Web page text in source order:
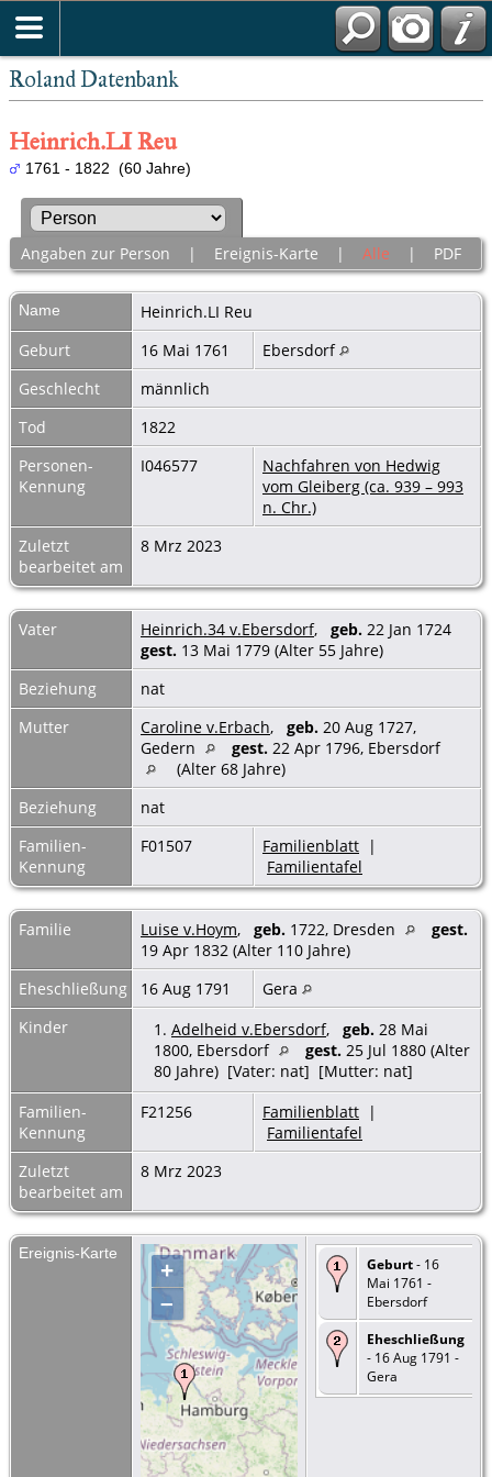
Roland Datenbank
Heinrich.LI Reu
1761 - 1822 (60 Jahre)
Angaben zur Person | Ereignis-Karte | Alle | PDF
Name Heinrich.LI Reu
Geburt
16 Mai 1761
Ebersdorf
Geschlecht
männlich
Tod
1822
Personen-
Kennung
I046577
Nachfahren von Hedwig
vom Gleiberg (ca. 939 – 993
n. Chr.)
Zuletzt
bearbeitet am
8 Mrz 2023
Vater Heinrich.34 v.Ebersdorf, geb. 22 Jan 1724
gest. 13 Mai 1779 (Alter 55 Jahre)
Beziehung
nat
Mutter
Caroline v.Erbach, geb. 20 Aug 1727,
Gedern
gest. 22 Apr 1796, Ebersdorf
(Alter 68 Jahre)
Beziehung
nat
Familien-
Kennung
F01507 Familienblatt |
Familientafel
Familie Luise v.Hoym, geb. 1722, Dresden
gest.
19 Apr 1832 (Alter 110 Jahre)
Eheschließung
16 Aug 1791
Gera
Kinder
1. Adelheid v.Ebersdorf, geb. 28 Mai
1800, Ebersdorf
gest. 25 Jul 1880 (Alter
80 Jahre) [Vater: nat] [Mutter: nat]
Familien-
Kennung
F21256 Familienblatt |
Familientafel
Zuletzt
bearbeitet am
8 Mrz 2023
Ereignis-Karte
+
–
Geburt- 16
Mai 1761 -
Ebersdorf
Eheschließung
- 16 Aug 1791 -
Gera